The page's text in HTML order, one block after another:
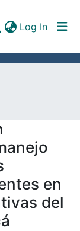
Log In
en
del